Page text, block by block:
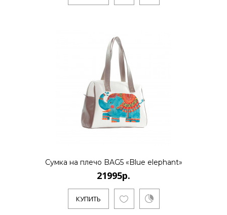
Сумка на плечо BAG5 «Blue elephant»
21995р.
КУПИТЬ